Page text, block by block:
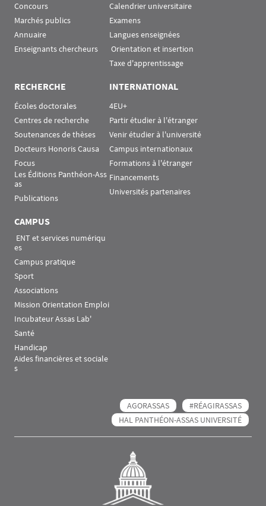
Concours
Marchés publics
Annuaire
Enseignants chercheurs
Calendrier universitaire
Examens
Langues enseignées
Orientation et insertion
Taxe d'apprentissage
RECHERCHE
Écoles doctorales
Centres de recherche
Soutenances de thèses
Docteurs Honoris Causa
Focus
Les Éditions Panthéon-Ass
as
Publications
INTERNATIONAL
4EU+
Partir étudier à l'étranger
Venir étudier à l'université
Campus internationaux
Formations à l'étranger
Financements
Universités partenaires
CAMPUS
es
Campus pratique
Sport
Associations
Mission Orientation Emploi
Incubateur Assas Lab'
Santé
Handicap
Aides financières et sociale
s
AGORASSAS
#RÉAGIRASSAS
HAL PANTHÉON-ASSAS UNIVERSITÉ